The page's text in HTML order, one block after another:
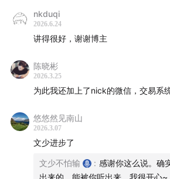
nkduqi
2026.6.24
讲得很好，谢谢博主
陈晓彬
2026.3.25
为此我还加上了nick的微信，交易系
悠悠然见南山
2026.3.07
文少进步了
文少不怕输 : 感谢你这么说。确
出来的，能被你听出来，我很开心~